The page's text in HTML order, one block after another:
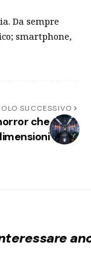
Da sempre
smartphone,
SUCCESSIVO
che